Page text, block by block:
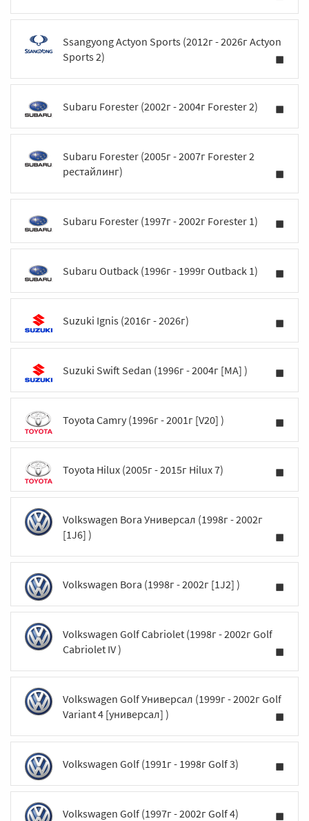
Ssangyong Actyon Sports (2012г - 2026г Actyon
Sports 2)
Subaru Forester (2002г - 2004г Forester 2)
Subaru Forester (2005г - 2007г Forester 2
рестайлинг)
Subaru Forester (1997г - 2002г Forester 1)
Subaru Outback (1996г - 1999г Outback 1)
Suzuki Ignis (2016г - 2026г)
Suzuki Swift Sedan (1996г - 2004г [MA] )
Toyota Camry (1996г - 2001г [V20] )
Toyota Hilux (2005г - 2015г Hilux 7)
Volkswagen Bora Универсал (1998г - 2002г
[1J6] )
Volkswagen Bora (1998г - 2002г [1J2] )
Volkswagen Golf Cabriolet (1998г - 2002г Golf
Cabriolet IV )
Volkswagen Golf Универсал (1999г - 2002г Golf
Variant 4 [универсал] )
Volkswagen Golf (1991г - 1998г Golf 3)
Volkswagen Golf (1997г - 2002г Golf 4)